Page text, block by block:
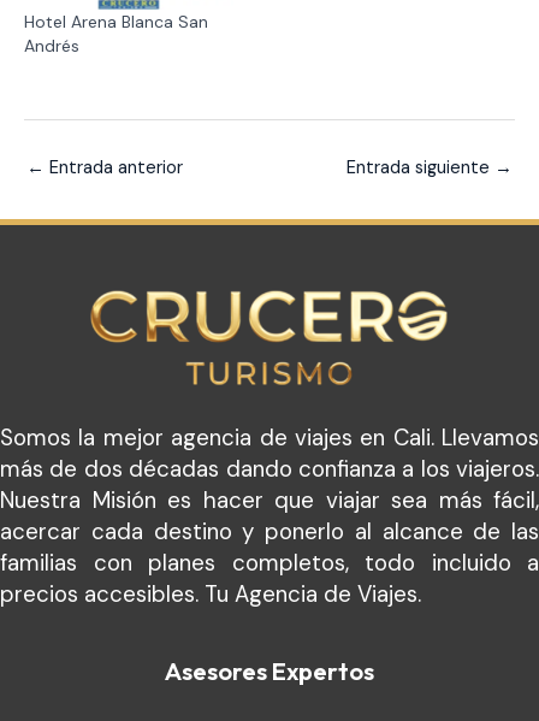
Hotel Arena Blanca San
Andrés
← Entrada anterior Entrada siguiente →
Somos la mejor agencia de viajes en Cali. Llevamos
más de dos décadas dando confianza a los viajeros.
Nuestra Misión es hacer que viajar sea más fácil,
acercar cada destino y ponerlo al alcance de las
familias con planes completos, todo incluido a
precios accesibles. Tu Agencia de Viajes.
Asesores Expertos